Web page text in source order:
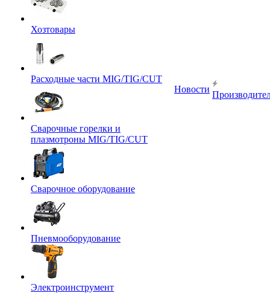
Хозтовары
Расходные части MIG/TIG/CUT
Сварочные горелки и
плазмотроны MIG/TIG/CUT
Сварочное оборудование
Пневмооборудование
Электроинструмент
Новости